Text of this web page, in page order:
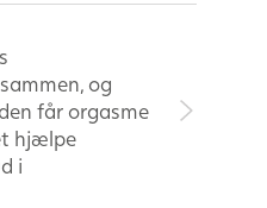
og
får orgasme
hjælpe
i